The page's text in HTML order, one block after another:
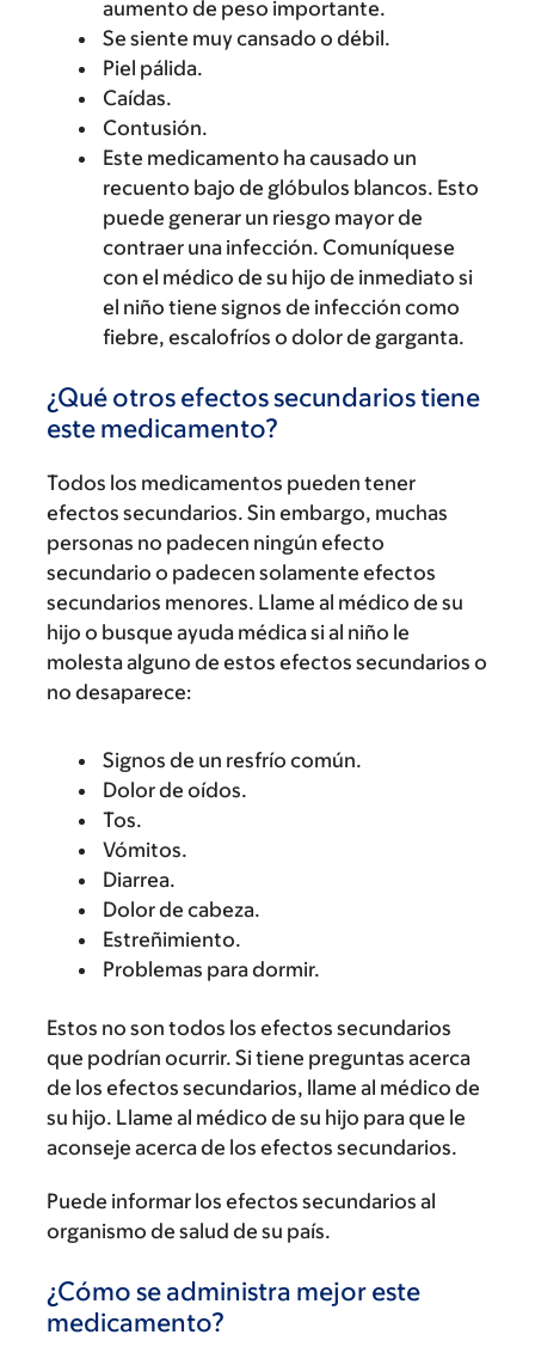
aumento de peso importante.
Se siente muy cansado o débil.
Piel pálida.
Caídas.
Contusión.
Este medicamento ha causado un
recuento bajo de glóbulos blancos. Esto
puede generar un riesgo mayor de
contraer una infección. Comuníquese
con el médico de su hijo de inmediato si
el niño tiene signos de infección como
fiebre, escalofríos o dolor de garganta.
¿Qué otros efectos secundarios tiene
este medicamento?
Todos los medicamentos pueden tener
efectos secundarios. Sin embargo, muchas
personas no padecen ningún efecto
secundario o padecen solamente efectos
secundarios menores. Llame al médico de su
hijo o busque ayuda médica si al niño le
molesta alguno de estos efectos secundarios o
no desaparece:
Signos de un resfrío común.
Dolor de oídos.
Tos.
Vómitos.
Diarrea.
Dolor de cabeza.
Estreñimiento.
Problemas para dormir.
Estos no son todos los efectos secundarios
que podrían ocurrir. Si tiene preguntas acerca
de los efectos secundarios, llame al médico de
su hijo. Llame al médico de su hijo para que le
aconseje acerca de los efectos secundarios.
Puede informar los efectos secundarios al
organismo de salud de su país.
¿Cómo se administra mejor este
medicamento?